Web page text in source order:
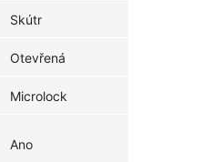
Skútr
Otevřená
Microlock
Ano